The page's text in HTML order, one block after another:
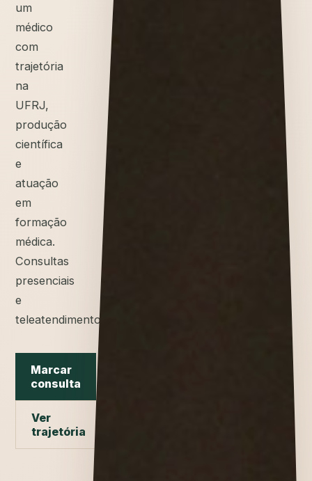
um
médico
com
trajetória
na
UFRJ,
produção
científica
e
atuação
em
formação
médica.
Consultas
presenciais
e
teleatendimento.
Marcar
consulta
Ver
trajetória